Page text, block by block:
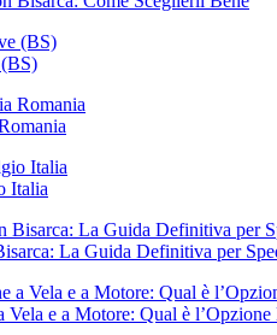
Italia
La Guida Definitiva per
Vela e a Motore: Qual è